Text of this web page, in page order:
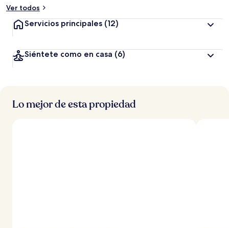
Ver todos
Servicios principales (12)
Siéntete como en casa (6)
Lo mejor de esta propiedad